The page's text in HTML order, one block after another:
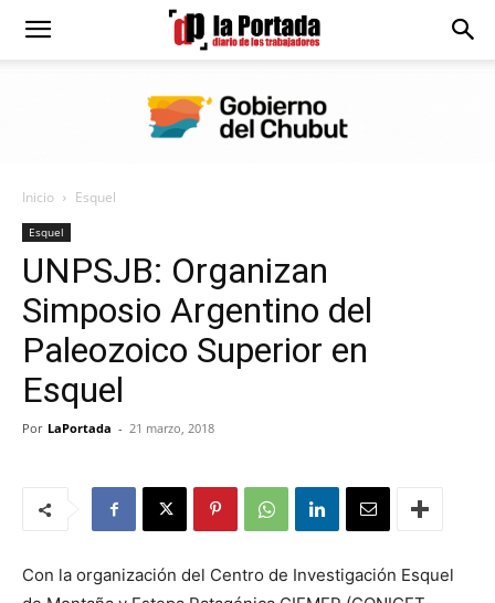
Diario
Portada
Inicio Esquel
Esquel
UNPSJB: Organizan
Simposio Argentino del
Paleozoico Superior en
Esquel
Por LaPortada - 21 marzo, 2018
Con la organización del Centro de Investigación Esquel